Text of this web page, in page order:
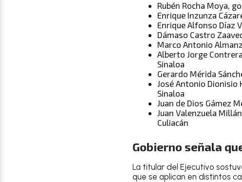
Rubén Rocha Moya,
Enrique Inzunza
Enrique Alfonso Díaz
Dámaso Castro
Marco Antonio
Alberto Jorge
Sinaloa
Gerardo Mérida
José Antonio Dionisio
Sinaloa
Juan de Dios Gámez
Juan Valenzuela
Culiacán
Gobierno señala
La titular del Ejecutivo
que se aplican en distintos